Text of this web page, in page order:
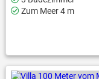
Zum Meer 4 m